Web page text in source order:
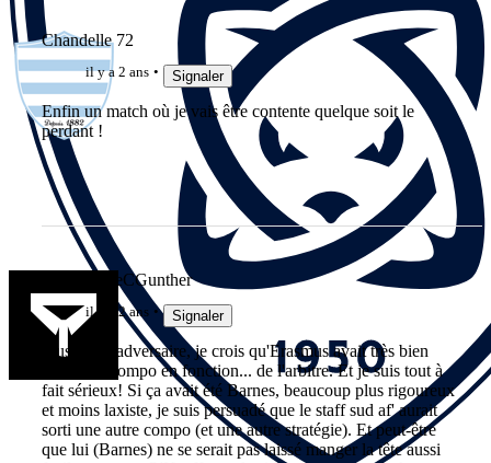
Chandelle 72
il y a 2 ans Signaler
Enfin un match où je vais être contente quelque soit le
perdant !
lebonbernieCGunther
il y a 2 ans Signaler
Plus qu'à l'adversaire, je crois qu'Erasmus avait très bien
adapté sa compo en fonction... de l'arbitre. Et je suis tout à
fait sérieux! Si ça avait été Barnes, beaucoup plus rigoureux
et moins laxiste, je suis persuadé que le staff sud af' aurait
sorti une autre compo (et une autre stratégie). Et peut-être
que lui (Barnes) ne se serait pas laissé manger la tête aussi